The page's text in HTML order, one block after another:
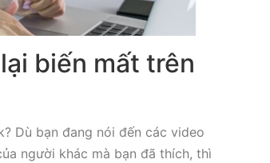
biến mất trên
Dù bạn đang nói đến các video
người khác mà bạn đã thích, thì